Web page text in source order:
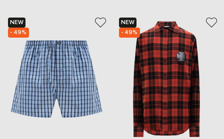
NEW
- 49%
NEW
- 49%